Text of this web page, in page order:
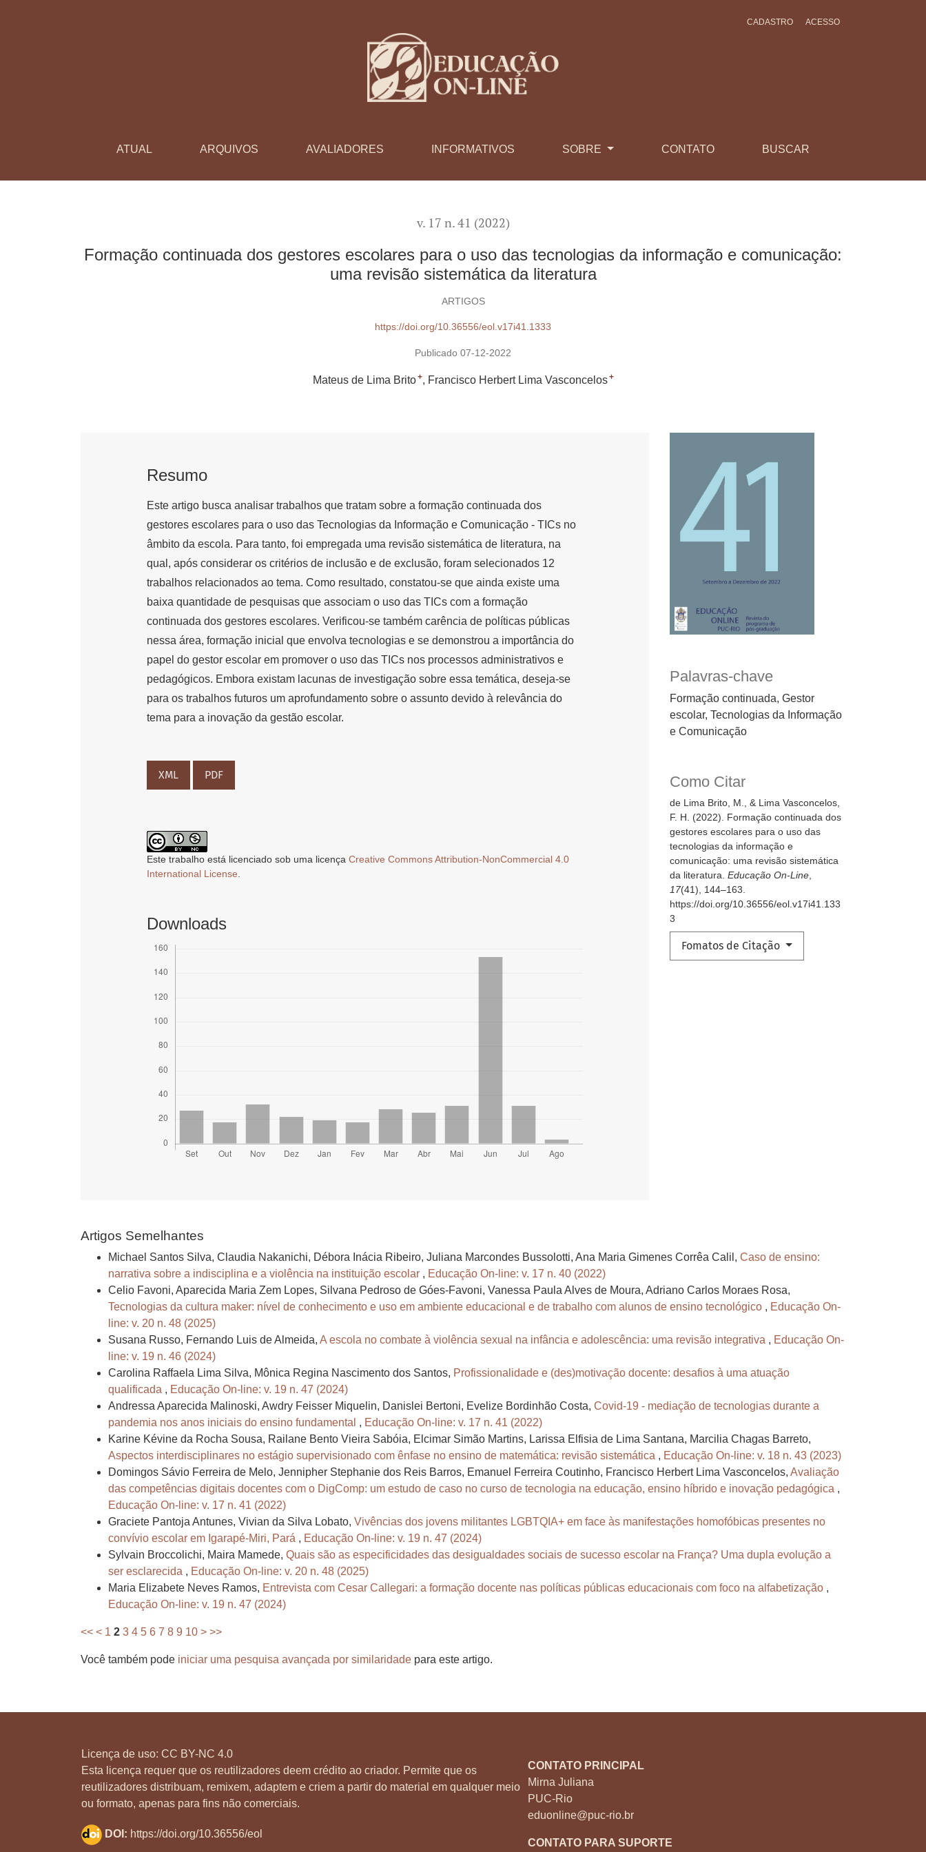
ATUAL ARQUIVOS AVALIADORES INFORMATIVOS SOBRE CONTATO BUSCAR
CADASTRO ACESSO
v. 17 n. 41 (2022)
Formação continuada dos gestores escolares para o uso das tecnologias da informação e comunicação:
uma revisão sistemática da literatura
ARTIGOS
https://doi.org/10.36556/eol.v17i41.1333
Publicado 07-12-2022
Mateus de Lima Brito+ Francisco Herbert Lima Vasconcelos+
Palavras-chave
Formação continuada, Gestor
escolar, Tecnologias da Informação
e Comunicação
Como Citar
de Lima Brito, M., & Lima Vasconcelos,
F. H. (2022). Formação continuada dos
gestores escolares para o uso das
tecnologias da informação e
comunicação: uma revisão sistemática
da literatura. Educação On-Line
17(41), 144–163.
https://doi.org/10.36556/eol.v17i41.133
3
Fomatos de Citação
Resumo
Este artigo busca analisar trabalhos que tratam sobre a formação continuada dos
gestores escolares para o uso das Tecnologias da Informação e Comunicação - TICs no
âmbito da escola. Para tanto, foi empregada uma revisão sistemática de literatura, na
qual, após considerar os critérios de inclusão e de exclusão, foram selecionados 12
trabalhos relacionados ao tema. Como resultado, constatou-se que ainda existe uma
baixa quantidade de pesquisas que associam o uso das TICs com a formação
continuada dos gestores escolares. Verificou-se também carência de políticas públicas
nessa área, formação inicial que envolva tecnologias e se demonstrou a importância do
papel do gestor escolar em promover o uso das TICs nos processos administrativos e
pedagógicos. Embora existam lacunas de investigação sobre essa temática, deseja-se
para os trabalhos futuros um aprofundamento sobre o assunto devido à relevância do
tema para a inovação da gestão escolar.
XML PDF
Este trabalho está licenciado sob uma licença Creative Commons Attribution-NonCommercial 4.0
International License
Downloads
Artigos Semelhantes
Michael Santos Silva, Claudia Nakanichi, Débora Inácia Ribeiro, Juliana Marcondes Bussolotti, Ana Maria Gimenes Corrêa Calil, Caso de ensino:
narrativa sobre a indisciplina e a violência na instituição escolar , Educação On-line: v. 17 n. 40 (2022)
Celio Favoni, Aparecida Maria Zem Lopes, Silvana Pedroso de Góes-Favoni, Vanessa Paula Alves de Moura, Adriano Carlos Moraes Rosa,
Tecnologias da cultura maker: nível de conhecimento e uso em ambiente educacional e de trabalho com alunos de ensino tecnológico , Educação On-
line: v. 20 n. 48 (2025)
Susana Russo, Fernando Luis de Almeida, A escola no combate à violência sexual na infância e adolescência: uma revisão integrativa , Educação On-
line: v. 19 n. 46 (2024)
Carolina Raffaela Lima Silva, Mônica Regina Nascimento dos Santos, Profissionalidade e (des)motivação docente: desafios à uma atuação
qualificada , Educação On-line: v. 19 n. 47 (2024)
Andressa Aparecida Malinoski, Awdry Feisser Miquelin, Danislei Bertoni, Evelize Bordinhão Costa, Covid-19 - mediação de tecnologias durante a
pandemia nos anos iniciais do ensino fundamental , Educação On-line: v. 17 n. 41 (2022)
Karine Kévine da Rocha Sousa, Railane Bento Vieira Sabóia, Elcimar Simão Martins, Larissa Elfisia de Lima Santana, Marcilia Chagas Barreto,
Aspectos interdisciplinares no estágio supervisionado com ênfase no ensino de matemática: revisão sistemática , Educação On-line: v. 18 n. 43 (2023)
Domingos Sávio Ferreira de Melo, Jennipher Stephanie dos Reis Barros, Emanuel Ferreira Coutinho, Francisco Herbert Lima Vasconcelos, Avaliação
das competências digitais docentes com o DigComp: um estudo de caso no curso de tecnologia na educação, ensino híbrido e inovação pedagógica ,
Educação On-line: v. 17 n. 41 (2022)
Graciete Pantoja Antunes, Vivian da Silva Lobato, Vivências dos jovens militantes LGBTQIA+ em face às manifestações homofóbicas presentes no
convívio escolar em Igarapé-Miri, Pará , Educação On-line: v. 19 n. 47 (2024)
Sylvain Broccolichi, Maira Mamede, Quais são as especificidades das desigualdades sociais de sucesso escolar na França? Uma dupla evolução a
ser esclarecida , Educação On-line: v. 20 n. 48 (2025)
Maria Elizabete Neves Ramos, Entrevista com Cesar Callegari: a formação docente nas políticas públicas educacionais com foco na alfabetização ,
Educação On-line: v. 19 n. 47 (2024)
<< < 1 2 3 4 5 6 7 8 9 10 > >>
Você também pode iniciar uma pesquisa avançada por similaridade para este artigo.
Licença de uso: CC BY-NC 4.0
Esta licença requer que os reutilizadores deem crédito ao criador. Permite que os
reutilizadores distribuam, remixem, adaptem e criem a partir do material em qualquer meio
ou formato, apenas para fins não comerciais.
CONTATO PRINCIPAL
Mirna Juliana
PUC-Rio
eduonline@puc-rio.br
CONTATO PARA SUPORTE
DOI: https://doi.org/10.36556/eol